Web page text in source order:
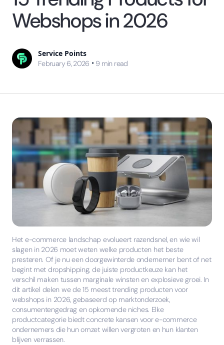
Webshops in 2026
Service Points
February 6, 2026 • 9 min read
Het e-commerce landschap evolueert razendsnel, en wie wil
slagen in 2026 moet weten welke producten het beste
presteren. Of je nu een doorgewinterde ondernemer bent of net
begint met dropshipping, de juiste productkeuze kan het
verschil maken tussen marginale winsten en explosieve groei. In
dit artikel delen we de 15 meest trending producten voor
webshops in 2026, gebaseerd op marktonderzoek,
consumentengedrag en opkomende niches. Elke
productcategorie biedt concrete kansen voor e-commerce
ondernemers die hun omzet willen vergroten en hun klanten
blijven verrassen.